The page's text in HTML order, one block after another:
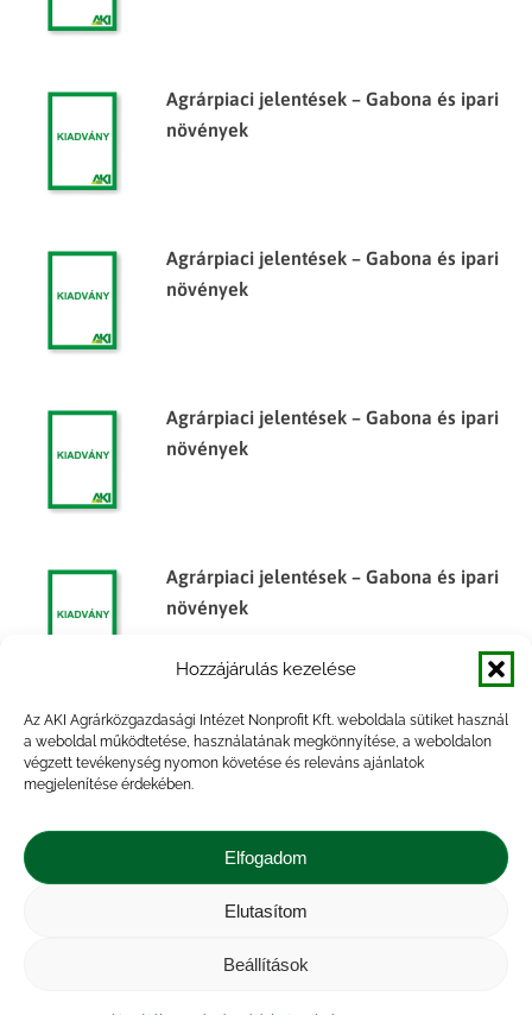
Hozzájárulás kezelése
Az AKI Agrárközgazdasági Intézet Nonprofit Kft. weboldala sütiket használ
a weboldal működtetése, használatának megkönnyítése, a weboldalon
végzett tevékenység nyomon követése és releváns ajánlatok
megjelenítése érdekében.
Elfogadom
Elutasítom
Beállítások
Agrárpiaci jelentések – Gabona és ipari
növények
Agrárpiaci jelentések – Gabona és ipari
növények
Agrárpiaci jelentések – Gabona és ipari
növények
Agrárpiaci jelentések – Gabona és ipari
növények
Agrárpiaci Információk, 2014. február
Kapcsolat |
tájékoztató